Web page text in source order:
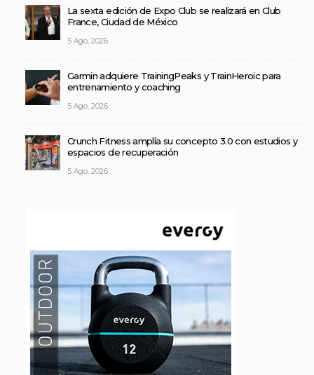
La sexta edición de Expo Club se realizará en Club
France, Ciudad de México
5 Ago, 2026
Garmin adquiere TrainingPeaks y TrainHeroic para
entrenamiento y coaching
5 Ago, 2026
Crunch Fitness amplía su concepto 3.0 con estudios y
espacios de recuperación
5 Ago, 2026